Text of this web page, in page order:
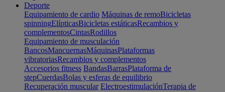
Deporte
Equipamiento de cardio Máquinas de remoBicicletas
spinningElípticasBicicletas estáticasRecambios y
complementosCintasRodillos
Equipamiento de musculación
BancosMancuernasMáquinasPlataformas
vibratoriasRecambios y complementos
Accesorios fitness BandasBarrasPlataforma de
stepCuerdasBolas y esferas de equilibrio
Recuperación muscular ElectroestimulaciónTerapia de